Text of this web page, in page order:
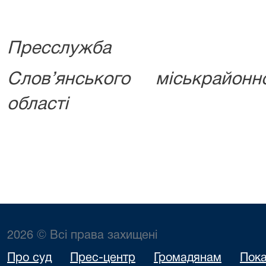
Пресслужба
Слов’янського
області
2026 © Всі права захищені
Про суд Прес-центр Громадянам